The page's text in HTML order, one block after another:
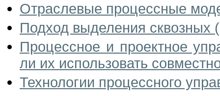
Отраслевые процессные
Подход выделения сквозных
Процессное и проектное
ли их использовать
Технологии процессного